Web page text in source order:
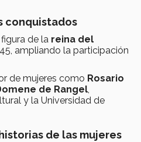
conquistados
de la reina del
ampliando la participación
de mujeres como Rosario
de Rangel,
y la Universidad de
de las mujeres